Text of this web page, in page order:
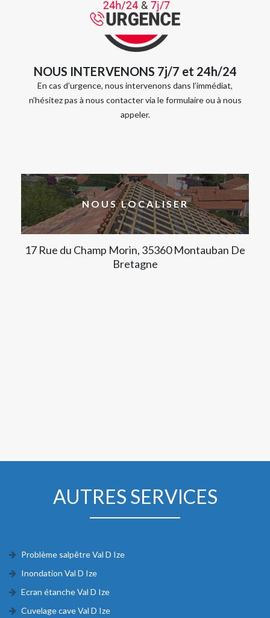
NOUS INTERVENONS 7j/7 et 24h/24
En cas d’urgence, nous intervenons dans l’immédiat,
n’hésitez pas à nous contacter via le formulaire ou à nous
appeler.
NOUS LOCALISER
17 Rue du Champ Morin, 35360 Montauban De
Bretagne
AUTRES SERVICES
Problème salpêtre Val D Ize
Inondation Val D Ize
Ecran étanche Val D Ize
Cuvelage cave Val D Ize